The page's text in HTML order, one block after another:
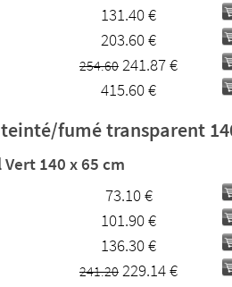
131.40 €
203.60 €
254.60 241.87 €
415.60 €
fumé transparent
Vert 140 x 65 cm
73.10 €
101.90 €
136.30 €
241.20 229.14 €